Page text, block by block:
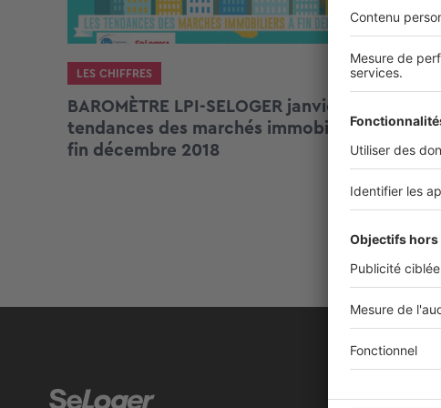
LES CHIFFRES
BAROMÈTRE LPI-SELOGER janvier : les
tendances des marchés immobiliers à
fin décembre 2018